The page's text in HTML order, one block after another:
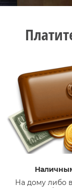
На дому либо